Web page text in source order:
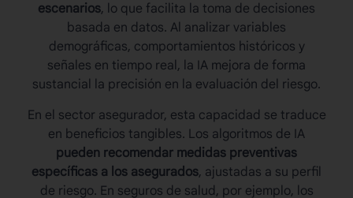
escenarios, lo que facilita la toma de decisiones
basada en datos. Al analizar variables
demográficas, comportamientos históricos y
señales en tiempo real, la IA mejora de forma
sustancial la precisión en la evaluación del riesgo.
En el sector asegurador, esta capacidad se traduce
en beneficios tangibles. Los algoritmos de IA
pueden recomendar medidas preventivas
específicas a los asegurados, ajustadas a su perfil
de riesgo. En seguros de salud, por ejemplo, los